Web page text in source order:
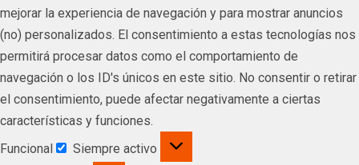
mejorar la experiencia de navegación y para mostrar anuncios
(no) personalizados. El consentimiento a estas tecnologías nos
permitirá procesar datos como el comportamiento de
navegación o los ID's únicos en este sitio. No consentir o retirar
el consentimiento, puede afectar negativamente a ciertas
características y funciones.
Funcional
Siempre activo